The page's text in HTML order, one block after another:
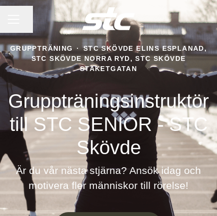
KARRIÄRMENY
Dela sidan
GRUPPTRÄNING ·
STC SKÖVDE ELINS ESPLANAD,
STC SKÖVDE NORRA RYD, STC SKÖVDE
STAKETGATAN
Gruppträningsinstruktör
till STC SENIOR - STC
Skövde
Är du vår nästa stjärna? Ansök idag och
motivera fler människor till rörelse!